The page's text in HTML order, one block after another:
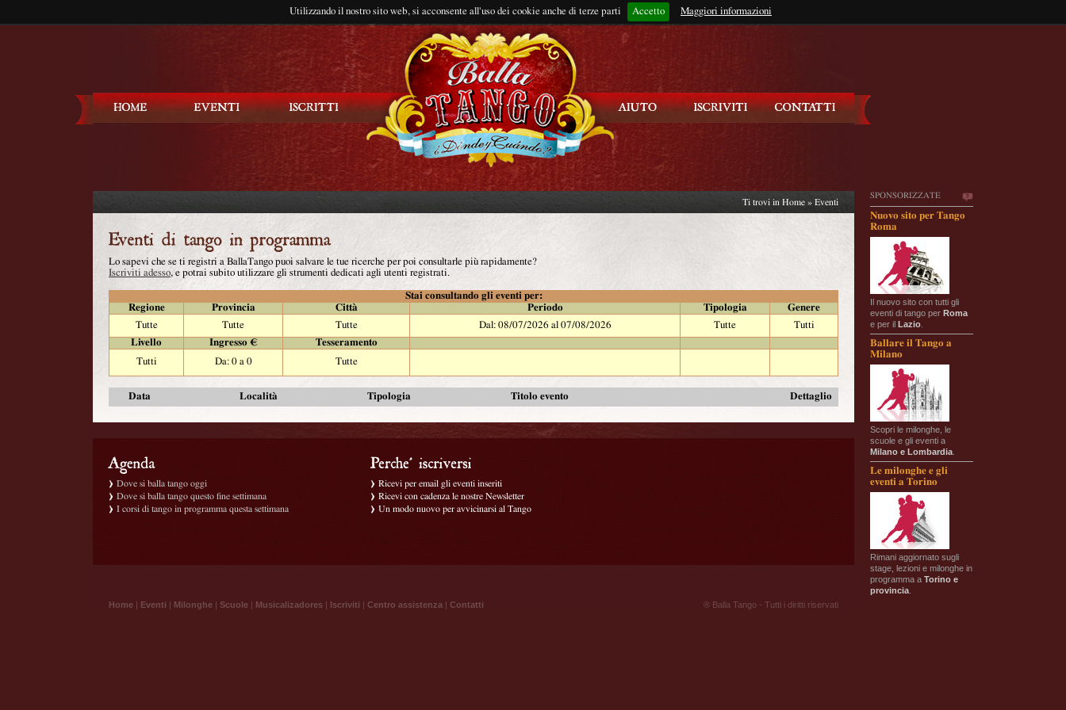
Utilizzando il nostro sito web, si acconsente all'uso dei cookie anche di terze parti Accetto Maggiori informazioni
Rimani connesso?
SPONSORIZZATE
Nuovo sito per Tango
Roma
Il nuovo sito con tutti gli
eventi di tango per Roma
e per il Lazio
Ballare il Tango a
Milano
Scopri le milonghe, le
scuole e gli eventi a
Milano e Lombardia
Le milonghe e gli
eventi a Torino
Rimani aggiornato sugli
stage, lezioni e milonghe in
programma a Torino e
provincia
Ti trovi in Home » Eventi
Lo sapevi che se ti registri a BallaTango puoi salvare le tue ricerche per poi consultarle più rapidamente?
Iscriviti adesso, e potrai subito utilizzare gli strumenti dedicati agli utenti registrati.
Stai consultando gli eventi per:
Regione
Provincia Città Periodo Tipologia
Genere
Tutte
Tutte Tutte Dal: 08/07/2026 al 07/08/2026 Tutte
Tutti
Livello
Ingresso €
Tesseramento
Tutti
Da: 0 a 0 Tutte
Data Località Tipologia Titolo evento Dettaglio
Dove si balla tango oggi
Dove si balla tango questo fine settimana
I corsi di tango in programma questa settimana
Ricevi per email gli eventi inseriti
Ricevi con cadenza le nostre Newsletter
Un modo nuovo per avvicinarsi al Tango
Home | Eventi | Milonghe | Scuole | Musicalizadores | Iscriviti | Centro assistenza | Contatti ® Balla Tango - Tutti i diritti riservati